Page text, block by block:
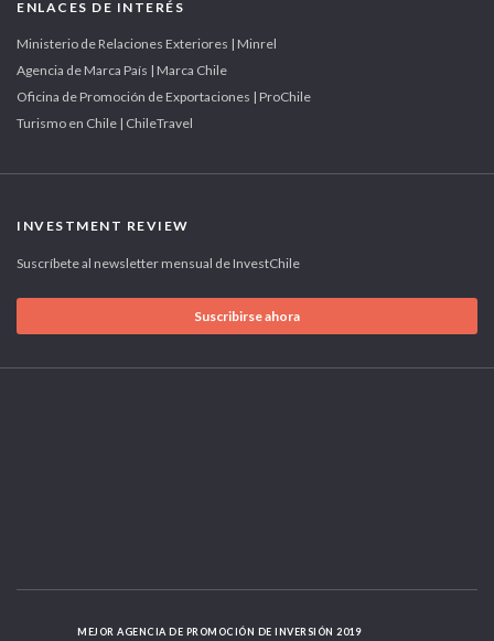
ENLACES DE INTERÉS
Ministerio de Relaciones Exteriores | Minrel
Agencia de Marca País | Marca Chile
Oficina de Promoción de Exportaciones | ProChile
Turismo en Chile | ChileTravel
INVESTMENT REVIEW
Suscríbete al newsletter mensual de InvestChile
Suscribirse ahora
MEJOR AGENCIA DE PROMOCIÓN DE INVERSIÓN 2019